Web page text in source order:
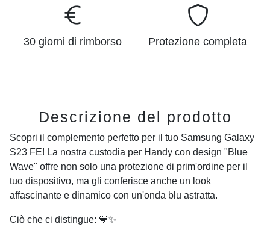
30 giorni di rimborso Protezione completa
Descrizione del prodotto
Scopri il complemento perfetto per il tuo Samsung Galaxy
S23 FE! La nostra custodia per Handy con design "Blue
Wave" offre non solo una protezione di prim'ordine per il
tuo dispositivo, ma gli conferisce anche un look
affascinante e dinamico con un'onda blu astratta.
Ciò che ci distingue: 💙✨